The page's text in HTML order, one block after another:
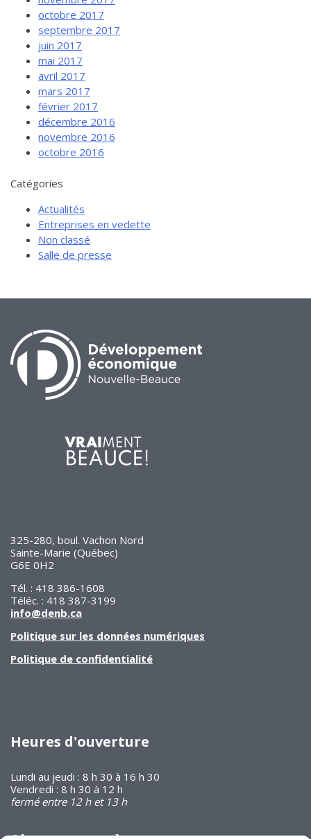
octobre 2017
septembre 2017
juin 2017
mai 2017
avril 2017
mars 2017
février 2017
décembre 2016
novembre 2016
octobre 2016
Catégories
Actualités
Entreprises en vedette
Non classé
Salle de presse
325-280, boul. Vachon Nord
Sainte-Marie (Québec)
G6E 0H2
Tél. : 418 386-1608
Téléc. : 418 387-3199
info@denb.ca
Politique sur les données numériques
Politique de confidentialité
Heures d'ouverture
Lundi au jeudi : 8 h 30 à 16 h 30
Vendredi : 8 h 30 à 12 h
fermé entre 12 h et 13 h